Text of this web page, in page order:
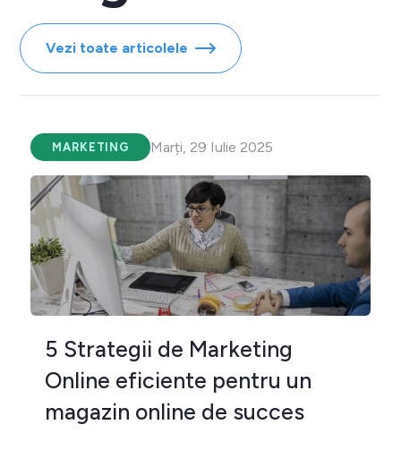
Vezi toate articolele
MARKETING Marți, 29 Iulie 2025
5 Strategii de Marketing
Online eficiente pentru un
magazin online de succes